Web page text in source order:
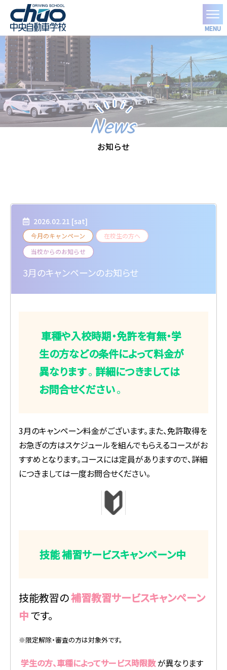
MENU
お知らせ
News
2026.02.21 [sat]
今月のキャンペーン
在校生の方へ
当校からのお知らせ
3月のキャンペーンのお知らせ
車種や入校時期・免許を有無・学
生の方などの条件によって料金が
異なります。 詳細につきましては
お問合せください。
3月のキャンペーン料金がございます。また、免許取得を
お急ぎの方はスケジュールを組んでもらえるコースがお
すすめとなります。コースには定員がありますので、詳細
につきましては一度お問合せください。
技能補習サービスキャンペーン中
技能教習の補習教習サービスキャンペーン
中です。
※限定解除・審査の方は対象外です。
学生の方、車種によってサービス時限数が異なります